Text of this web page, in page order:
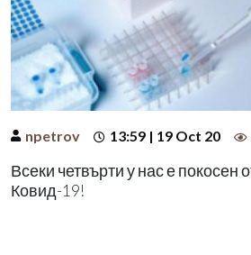
npetrov 13:59 | 19 Oct 20
Всеки четвърти у нас е покосен
Ковид-19!